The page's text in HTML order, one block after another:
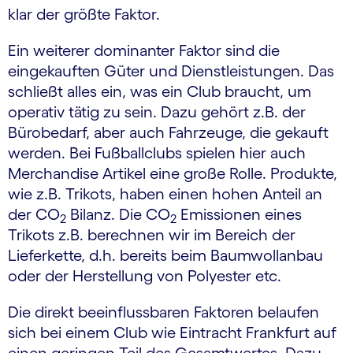
klar der größte Faktor.
Ein weiterer dominanter Faktor sind die
eingekauften Güter und Dienstleistungen. Das
schließt alles ein, was ein Club braucht, um
operativ tätig zu sein. Dazu gehört z.B. der
Bürobedarf, aber auch Fahrzeuge, die gekauft
werden. Bei Fußballclubs spielen hier auch
Merchandise Artikel eine große Rolle. Produkte,
wie z.B. Trikots, haben einen hohen Anteil an
der CO2 Bilanz. Die CO2 Emissionen eines
Trikots z.B. berechnen wir im Bereich der
Lieferkette, d.h. bereits beim Baumwollanbau
oder der Herstellung von Polyester etc.
Die direkt beeinflussbaren Faktoren belaufen
sich bei einem Club wie Eintracht Frankfurt auf